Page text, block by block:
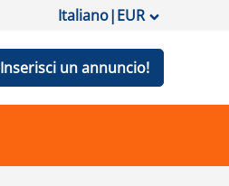
Italiano|EUR
Inserisci un annuncio!